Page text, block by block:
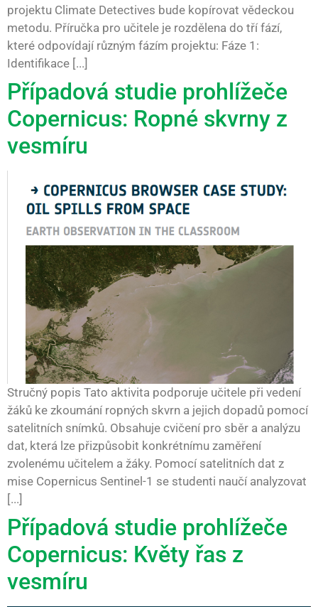
projektu Climate Detectives bude kopírovat vědeckou
metodu. Příručka pro učitele je rozdělena do tří fází,
které odpovídají různým fázím projektu: Fáze 1:
Identifikace [...]
Případová studie prohlížeče
Copernicus: Ropné skvrny z
vesmíru
Stručný popis Tato aktivita podporuje učitele při vedení
žáků ke zkoumání ropných skvrn a jejich dopadů pomocí
satelitních snímků. Obsahuje cvičení pro sběr a analýzu
dat, která lze přizpůsobit konkrétnímu zaměření
zvolenému učitelem a žáky. Pomocí satelitních dat z
mise Copernicus Sentinel-1 se studenti naučí analyzovat
[...]
Případová studie prohlížeče
Copernicus: Květy řas z
vesmíru